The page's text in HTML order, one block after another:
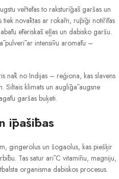
vērtētas to raksturīgās garšas un
novāktas ar rokām, rūpīgi notīrītas
ēteriskās eļļas un dabisko garšu.
pulverī ar intensīvu aromātu –
nāk no Indijas – reģiona, kas slavens
Siltais klimats un auglīgā augsne
garšas buķeti.
īpašības
gingerolus un šogaolus, kas piešķir
Tas satur arī C vitamīnu, magniju,
organisma dabiskos procesus.